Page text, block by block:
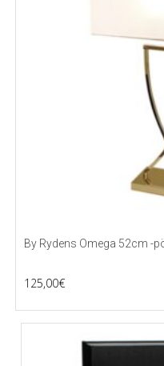
By Rydens Omega 52cm -
125,00€